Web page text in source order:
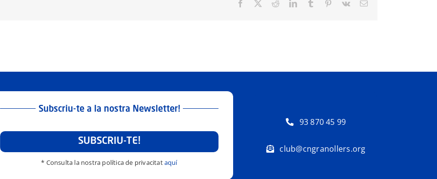
Facebook RedditLinkedInTumblr Pinterest
Vk Email:
Subscriu-te a la nostra Newsletter!
SUBSCRIU-TE!
* Consulta la nostra política de privacitataquí
93 870 45 99
club@cngranollers.org